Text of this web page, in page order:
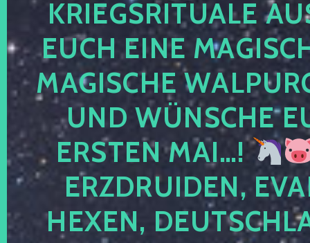
KRIEGSRITUALE
EUCH EINE
MAGISCHE
UND WÜNSCHE
ERSTEN MAI…!
ERZDRUIDEN,
HEXEN,